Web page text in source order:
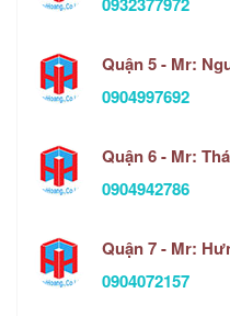
Quận 5 - Mr:
0904997692
Quận 6 - Mr:
0904942786
Quận 7 - Mr:
0904072157